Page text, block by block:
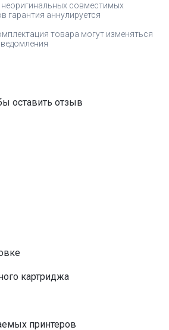
совместимых
гарантия аннулируется
товара могут изменяться
оставить отзыв
картриджа
принтеров